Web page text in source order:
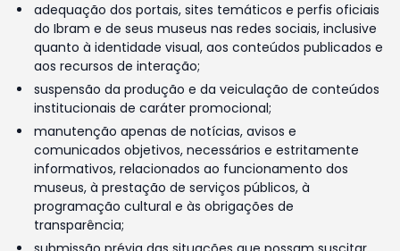
adequação dos portais, sites temáticos e perfis oficiais
do Ibram e de seus museus nas redes sociais, inclusive
quanto à identidade visual, aos conteúdos publicados e
aos recursos de interação;
suspensão da produção e da veiculação de conteúdos
institucionais de caráter promocional;
manutenção apenas de notícias, avisos e
comunicados objetivos, necessários e estritamente
informativos, relacionados ao funcionamento dos
museus, à prestação de serviços públicos, à
programação cultural e às obrigações de
transparência;